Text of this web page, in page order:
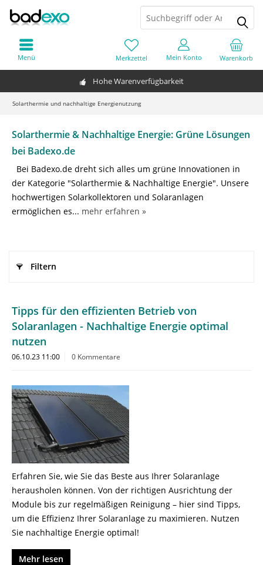
Hohe Warenverfügbarkeit
Warenkorb
Merkzettel Mein Konto
Menü
Solarthermie und nachhaltige Energienutzung
Solarthermie & Nachhaltige Energie: Grüne Lösungen
bei Badexo.de
Bei Badexo.de dreht sich alles um grüne Innovationen in
der Kategorie "Solarthermie & Nachhaltige Energie". Unsere
hochwertigen Solarkollektoren und Solaranlagen
ermöglichen es... mehr erfahren »
Filtern
Tipps für den effizienten Betrieb von
Solaranlagen - Nachhaltige Energie optimal
nutzen
06.10.23 11:00 0 Kommentare
Erfahren Sie, wie Sie das Beste aus Ihrer Solaranlage
herausholen können. Von der richtigen Ausrichtung der
Module bis zur regelmäßigen Reinigung – hier sind Tipps,
um die Effizienz Ihrer Solaranlage zu maximieren. Nutzen
Sie nachhaltige Energie optimal!
Mehr lesen